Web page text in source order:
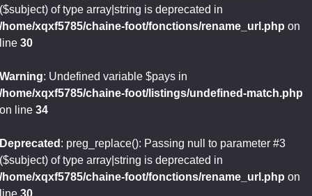
($subject) of type array|string is deprecated in
/home/xqxf5785/chaine-foot/fonctions/rename_url.php on
line 30
Warning: Undefined variable $pays in
/home/xqxf5785/chaine-foot/listings/undefined-match.php
on line 34
Deprecated : preg_replace(): Passing null to parameter #3
($subject) of type array|string is deprecated in
/home/xqxf5785/chaine-foot/fonctions/rename_url.php on
line 30